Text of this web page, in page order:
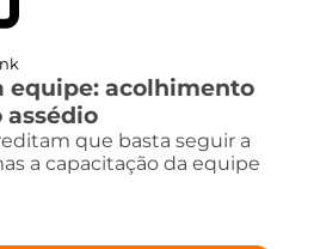
equipe: acolhimento
assédio
que basta seguir a
a capacitação da equipe